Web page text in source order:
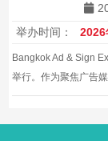
举办时间：
2026
Bangkok Ad & Sign
举行。作为聚焦广告
球领先企业，展示数